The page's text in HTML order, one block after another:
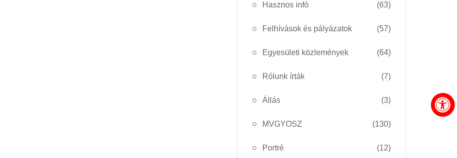
Hasznos infó (63)
Felhívások és pályázatok (57)
Egyesületi közlemények (64)
Rólunk írták (7)
Állás (3)
MVGYOSZ (130)
Portré (12)